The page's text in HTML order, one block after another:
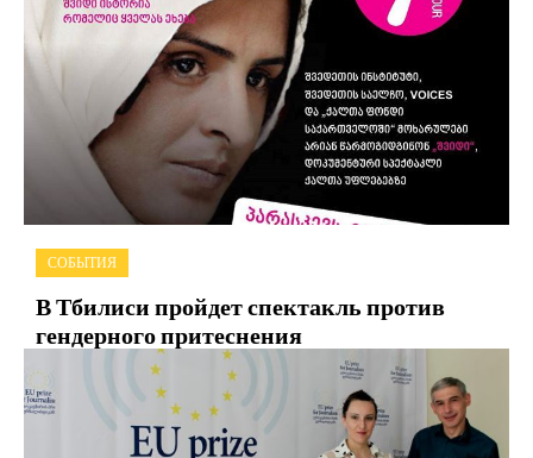
СОБЫТИЯ
В Тбилиси пройдет спектакль против
гендерного притеснения